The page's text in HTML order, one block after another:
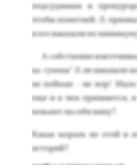
под­су­димым и
что­бы по­нят­ней: Л.
и его на­каза­ли по
А собс­твен­но
ка сум­мы" Л. не на­каза­ли
не пой­ман - не вор!
еще и в чем приз­на­ет­ся,
возь­мет на се­бя ви­ну?
Ка­кая мо­раль из этой и
ис­то­рий?